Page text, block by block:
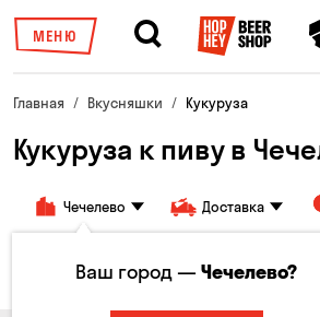
МЕНЮ
Главная Вкусняшки Кукуруза
Кукуруза к пиву в
Чечелево Доставка
закуски Орешки Кукуруза
Ваш город —Чечелево?